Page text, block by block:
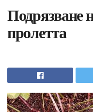
Подрязване
пролетта